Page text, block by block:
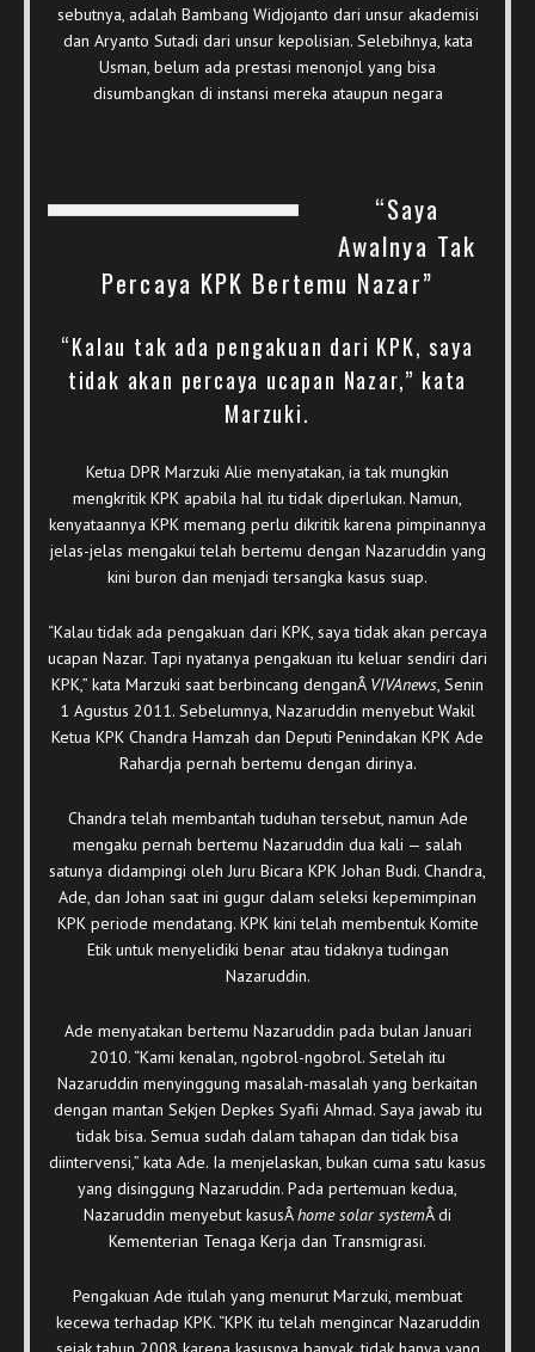
sebutnya, adalah Bambang Widjojanto dari unsur akademisi
dan Aryanto Sutadi dari unsur kepolisian. Selebihnya, kata
Usman, belum ada prestasi menonjol yang bisa
disumbangkan di instansi mereka ataupun negara
“Saya
Awalnya Tak
Percaya KPK Bertemu Nazar”
“Kalau tak ada pengakuan dari KPK, saya
tidak akan percaya ucapan Nazar,” kata
Marzuki.
Ketua DPR Marzuki Alie menyatakan, ia tak mungkin
mengkritik KPK apabila hal itu tidak diperlukan. Namun,
kenyataannya KPK memang perlu dikritik karena pimpinannya
jelas-jelas mengakui telah bertemu dengan Nazaruddin yang
kini buron dan menjadi tersangka kasus suap.
“Kalau tidak ada pengakuan dari KPK, saya tidak akan percaya
ucapan Nazar. Tapi nyatanya pengakuan itu keluar sendiri dari
KPK,” kata Marzuki saat berbincang denganÂ VIVAnews , Senin
1 Agustus 2011. Sebelumnya, Nazaruddin menyebut Wakil
Ketua KPK Chandra Hamzah dan Deputi Penindakan KPK Ade
Rahardja pernah bertemu dengan dirinya.
Chandra telah membantah tuduhan tersebut, namun Ade
mengaku pernah bertemu Nazaruddin dua kali — salah
satunya didampingi oleh Juru Bicara KPK Johan Budi. Chandra,
Ade, dan Johan saat ini gugur dalam seleksi kepemimpinan
KPK periode mendatang. KPK kini telah membentuk Komite
Etik untuk menyelidiki benar atau tidaknya tudingan
Nazaruddin.
Ade menyatakan bertemu Nazaruddin pada bulan Januari
2010. “Kami kenalan, ngobrol-ngobrol. Setelah itu
Nazaruddin menyinggung masalah-masalah yang berkaitan
dengan mantan Sekjen Depkes Syafii Ahmad. Saya jawab itu
tidak bisa. Semua sudah dalam tahapan dan tidak bisa
diintervensi,” kata Ade. Ia menjelaskan, bukan cuma satu kasus
yang disinggung Nazaruddin. Pada pertemuan kedua,
Nazaruddin menyebut kasusÂhome solar systemÂ di
Kementerian Tenaga Kerja dan Transmigrasi.
Pengakuan Ade itulah yang menurut Marzuki, membuat
kecewa terhadap KPK. “KPK itu telah mengincar Nazaruddin